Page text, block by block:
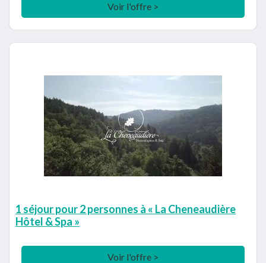
Voir l'offre >
1 séjour pour 2 personnes à « La Cheneaudière
Hôtel & Spa »
Voir l'offre >